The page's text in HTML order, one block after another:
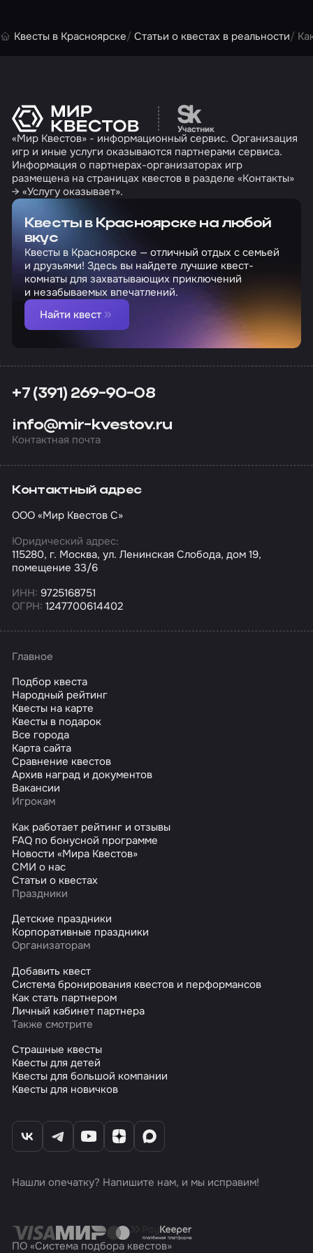
Квесты в Красноярске Статьи о квестах в реальности
Перейти на сайт
«Мир Квестов» - информационный сервис. Организация
игр и иные услуги оказываются партнерами сервиса.
Информация о партнерах-организаторах игр
размещена на страницах квестов в разделе «Контакты»
→ «Услугу оказывает».
Квесты в Красноярске на любой
вкус
Квесты в Красноярске — отличный отдых с семьей
и друзьями! Здесь вы найдете лучшие квест-
комнаты для захватывающих приключений
и незабываемых впечатлений.
Найти квест
+7 (391) 269-90-08
info@mir-kvestov.ru
Контактная почта
Контактный адрес
ООО «Мир Квестов С»
Юридический адрес:
115280, г. Москва, ул. Ленинская Слобода, дом 19,
помещение 33/6
ИНН: 9725168751
ОГРН: 1247700614402
Главное
Подбор квеста
Народный рейтинг
Квесты на карте
Квесты в подарок
Все города
Карта сайта
Сравнение квестов
Архив наград и документов
Вакансии
Игрокам
Как работает рейтинг и отзывы
FAQ по бонусной программе
Новости «Мира Квестов»
СМИ о нас
Статьи о квестах
Праздники
Детские праздники
Корпоративные праздники
Организаторам
Добавить квест
Система бронирования квестов и перформансов
Как стать партнером
Личный кабинет партнера
Также смотрите
Страшные квесты
Квесты для детей
Квесты для большой компании
Квесты для новичков
Нашли опечатку? Напишите нам, и мы исправим!
ПО «Система подбора квестов»